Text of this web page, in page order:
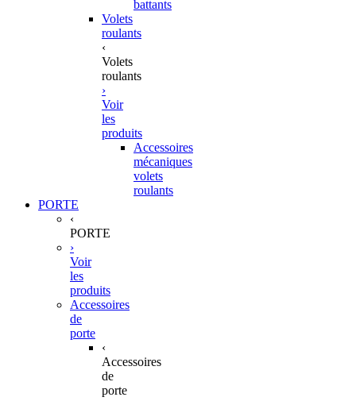
battants
Volets
roulants
‹
Volets
roulants
›
Voir
les
produits
Accessoires
mécaniques
volets
roulants
PORTE
‹
PORTE
›
Voir
les
produits
Accessoires
de
porte
‹
Accessoires
de
porte